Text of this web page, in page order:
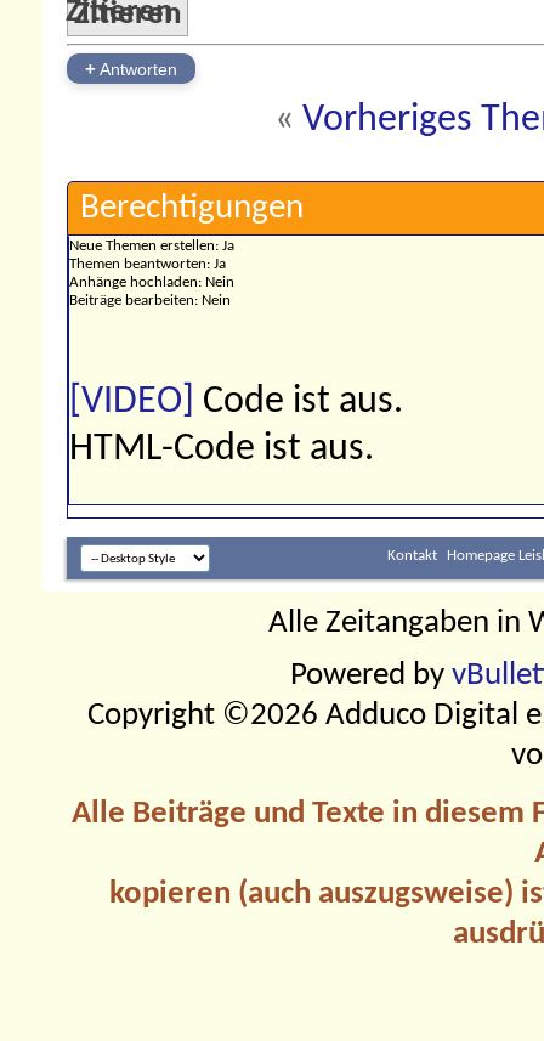
Zitieren
+Antworten
« Vorheriges
Berechtigungen
Neue Themen erstellen: Ja
Themen beantworten: Ja
Anhänge hochladen: Nein
Beiträge bearbeiten: Nein
[VIDEO] Code ist aus.
HTML-Code ist aus.
Kontakt Homepage
Alle Zeitangaben in
Powered by
Copyright ©2026 Adduco Digital
Alle Beiträge und Texte in
kopieren (auch auszugsweise)